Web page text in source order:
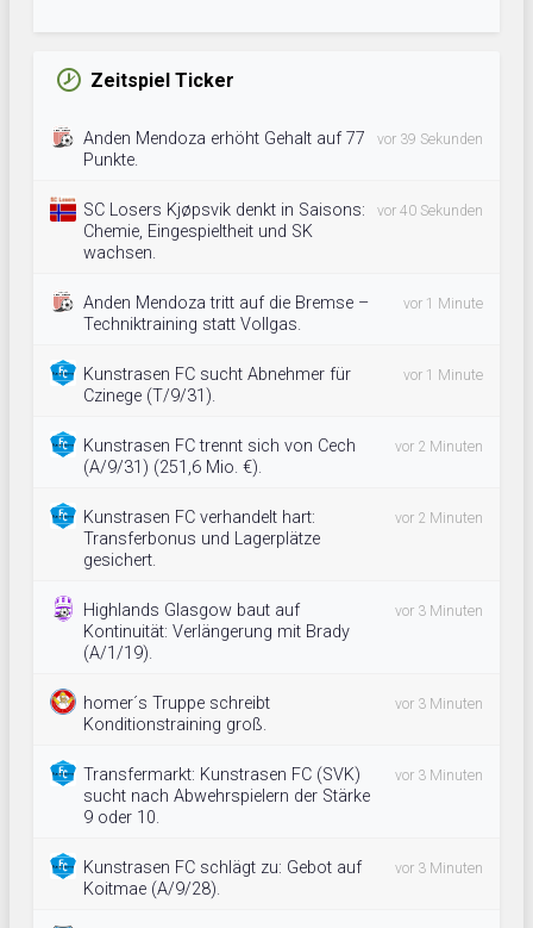
Zeitspiel Ticker
Anden Mendoza erhöht Gehalt auf 77
Punkte.
vor 39 Sekunden
SC Losers Kjøpsvik denkt in Saisons:
Chemie, Eingespieltheit und SK
wachsen.
vor 40 Sekunden
Anden Mendoza tritt auf die Bremse –
Techniktraining statt Vollgas.
vor 1 Minute
Kunstrasen FC sucht Abnehmer für
Czinege (T/9/31).
vor 1 Minute
Kunstrasen FC trennt sich von Cech
(A/9/31) (251,6 Mio. €).
vor 2 Minuten
Kunstrasen FC verhandelt hart:
Transferbonus und Lagerplätze
gesichert.
vor 2 Minuten
Highlands Glasgow baut auf
Kontinuität: Verlängerung mit Brady
(A/1/19).
vor 3 Minuten
homer´s Truppe schreibt
Konditionstraining groß.
vor 3 Minuten
Transfermarkt: Kunstrasen FC (SVK)
sucht nach Abwehrspielern der Stärke
9 oder 10.
vor 3 Minuten
Kunstrasen FC schlägt zu: Gebot auf
Koitmae (A/9/28).
vor 3 Minuten